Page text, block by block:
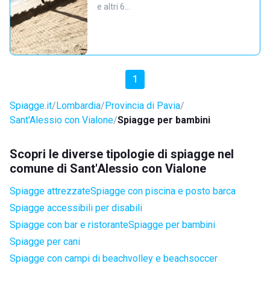
e altri 6…
1
Spiagge.it Lombardia Provincia di Pavia
Sant'Alessio con Vialone Spiagge per bambini
Scopri le diverse tipologie di spiagge nel
comune di Sant'Alessio con Vialone
Spiagge attrezzateSpiagge con piscina e posto barca
Spiagge accessibili per disabili
Spiagge con bar e ristoranteSpiagge per bambini
Spiagge per cani
Spiagge con campi di beachvolley e beachsoccer